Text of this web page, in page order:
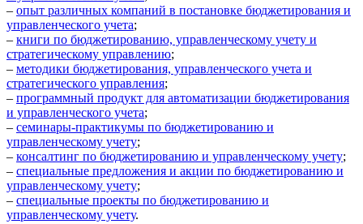
– опыт различных компаний в постановке бюджетирования и
управленческого учета;
– книги по бюджетированию, управленческому учету и
стратегическому управлению;
– методики бюджетирования, управленческого учета и
стратегического управления;
– программный продукт для автоматизации бюджетирования
и управленческого учета;
– семинары-практикумы по бюджетированию и
управленческому учету;
– консалтинг по бюджетированию и управленческому учету;
– специальные предложения и акции по бюджетированию и
управленческому учету;
– специальные проекты по бюджетированию и
управленческому учету.